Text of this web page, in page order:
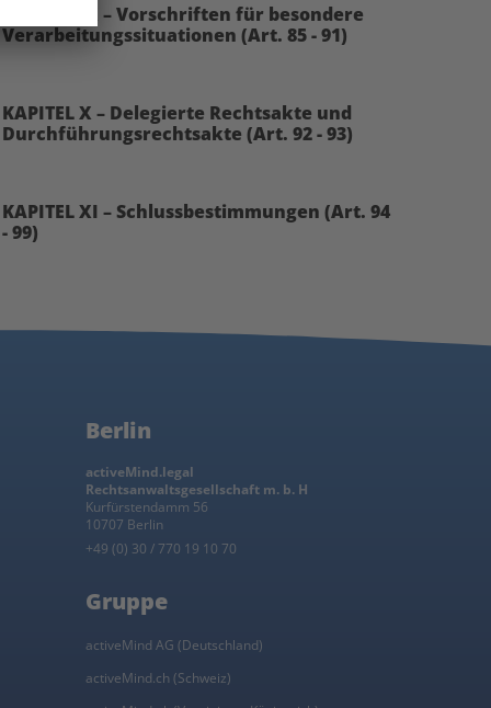
KAPITEL IX – Vorschriften für besondere
Verarbeitungssituationen (Art. 85 - 91)
KAPITEL X – Delegierte Rechtsakte und
Durchführungsrechtsakte (Art. 92 - 93)
KAPITEL XI – Schlussbestimmungen (Art. 94
- 99)
Berlin
activeMind.legal
Rechtsanwaltsgesellschaft m. b. H
Kurfürstendamm 56
10707 Berlin
+49 (0) 30 / 770 19 10 70
Gruppe
activeMind AG (Deutschland)
activeMind.ch (Schweiz)